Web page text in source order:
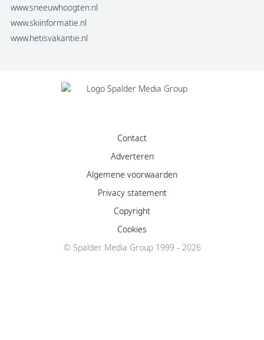
www.sneeuwhoogten.nl
www.skiinformatie.nl
www.hetisvakantie.nl
Contact
Adverteren
Algemene voorwaarden
Privacy statement
Copyright
Cookies
© Spalder Media Group 1999 - 2026